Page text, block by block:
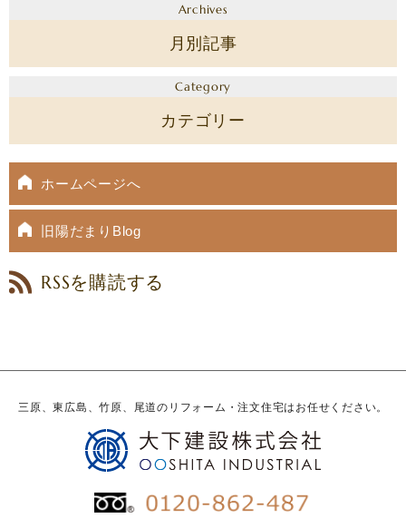
Archives
月別記事
Category
カテゴリー
ホームページへ
旧陽だまりBlog
RSSを購読する
三原、東広島、竹原、尾道のリフォーム・注文住宅はお任せください。